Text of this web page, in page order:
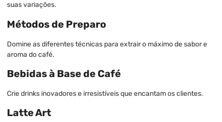
suas variações.
Métodos de Preparo
Domine as diferentes técnicas para extrair o máximo de sabor e
aroma do café.
Bebidas à Base de Café
Crie drinks inovadores e irresistíveis que encantam os clientes.
Latte Art